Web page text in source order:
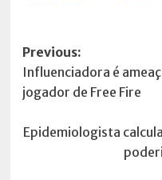
Post
navigation
Previous:
Influenciadora é
jogador de Free Fire
Epidemiologista